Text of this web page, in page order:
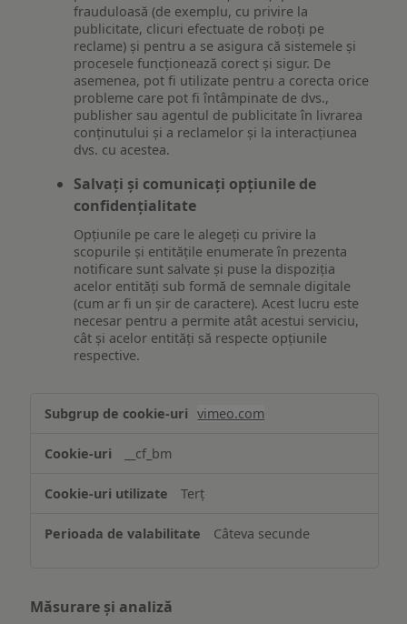
frauduloasă (de exemplu, cu privire la
publicitate, clicuri efectuate de roboți pe
reclame) și pentru a se asigura că sistemele și
procesele funcționează corect și sigur. De
asemenea, pot fi utilizate pentru a corecta orice
probleme care pot fi întâmpinate de dvs.,
publisher sau agentul de publicitate în livrarea
conținutului și a reclamelor și la interacțiunea
dvs. cu acestea.
Salvați și comunicați opțiunile de
confidențialitate
Opțiunile pe care le alegeți cu privire la
scopurile și entitățile enumerate în prezenta
notificare sunt salvate și puse la dispoziția
acelor entități sub formă de semnale digitale
(cum ar fi un șir de caractere). Acest lucru este
necesar pentru a permite atât acestui serviciu,
cât și acelor entități să respecte opțiunile
respective.
funcționalităților
ului
vimeo.com
__cf_bm
Terț
Câteva secunde
Măsurare și analiză